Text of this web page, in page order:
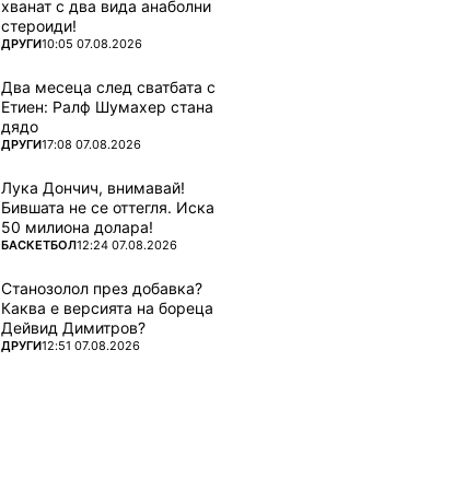
хванат с два вида анаболни
стероиди!
ПОВЕЧЕ ОТ
ДРУГИ10:05 07.08.2026
Два месеца след сватбата с
Етиен: Ралф Шумахер стана
дядо
ПОВЕЧЕ ОТ
ДРУГИ17:08 07.08.2026
Лука Дончич, внимавай!
Бившата не се оттегля. Иска
50 милиона долара!
ПОВЕЧЕ ОТ
БАСКЕТБОЛ12:24 07.08.2026
Станозолол през добавка?
Каква е версията на бореца
Дейвид Димитров?
ПОВЕЧЕ ОТ
ДРУГИ12:51 07.08.2026